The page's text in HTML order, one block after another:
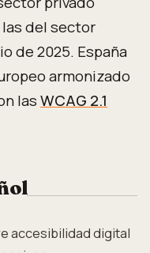
del sector
de 2025. España
armonizado
lasWCAG 2.1
accesibilidad digital